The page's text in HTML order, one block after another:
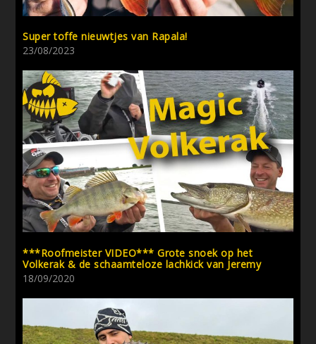
Super toffe nieuwtjes van Rapala!
23/08/2023
***Roofmeister VIDEO*** Grote snoek op het
Volkerak & de schaamteloze lachkick van Jeremy
18/09/2020